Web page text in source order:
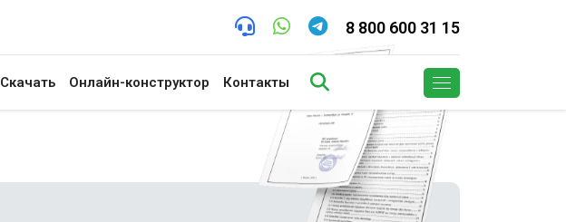
8 800 600 31 15
Скачать Онлайн-конструктор Контакты